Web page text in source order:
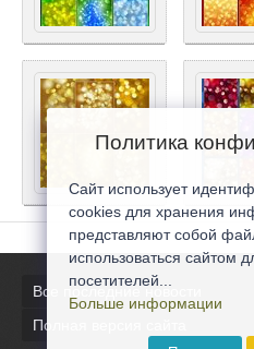
Все последние новости
Полная версия сайта
Политика
Сайт использует
cookies для хранения
представляют собой
использоваться сайтом
посетителей...
Больше информации